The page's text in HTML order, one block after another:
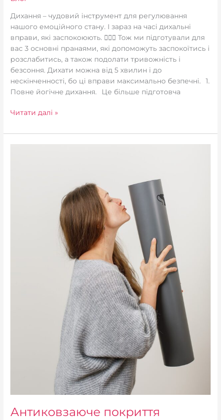
Дихання – чудовий інструмент для регулювання
нашого емоційного стану. І зараз на часі дихальні
вправи, які заспокоюють. 🧘🏻‍♀️ Тож ми підготували для
вас 3 основні пранаями, які допоможуть заспокоїтись і
розслабитись, а також подолати тривожність і
безсоння. Дихати можна від 5 хвилин і до
нескінченності, бо ці вправи максимально безпечні.⠀1.
Повне йогічне дихання.⠀Це більше підготовча
Читати далі »
Антиковзаюче покриття